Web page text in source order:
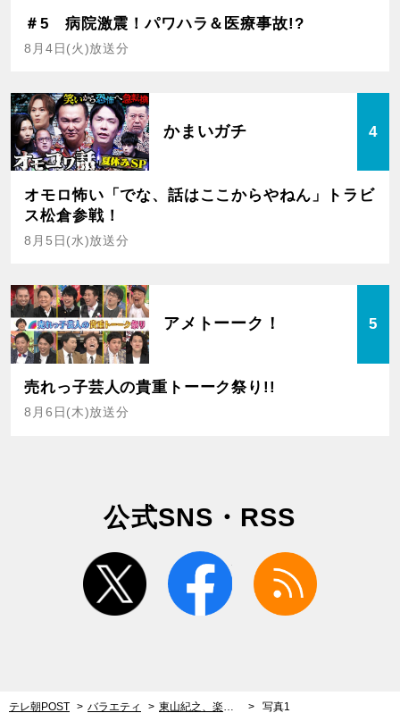
＃5 病院激震！パワハラ＆医療事故!?
8月4日(火)放送分
かまいガチ 4
オモロ怖い「でな、話はここからやねん」トラビ
ス松倉参戦！
8月5日(水)放送分
アメトーーク！ 5
売れっ子芸人の貴重トーーク祭り!!
8月6日(木)放送分
公式SNS・RSS
twitter facebook
テレ朝POST バラエティ 東山紀之、楽屋で号泣！はじめて紅白に出場した際の“仮面ライダー事件” 写真1